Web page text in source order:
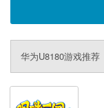
华为U8180游戏推荐